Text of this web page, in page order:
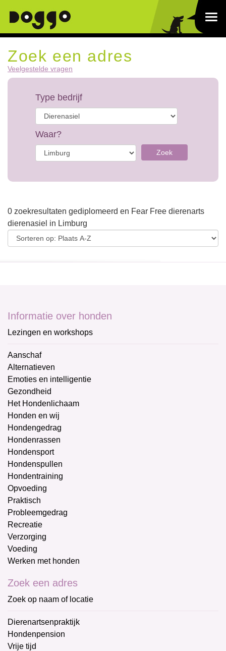
Zoek een adres
Veelgestelde vragen
Type bedrijf
Waar?
Zoek
0 zoekresultaten gediplomeerd en Fear Free dierenarts
dierenasiel in Limburg
Informatie over honden
Lezingen en workshops
Aanschaf
Alternatieven
Emoties en intelligentie
Gezondheid
Het Hondenlichaam
Honden en wij
Hondengedrag
Hondenrassen
Hondensport
Hondenspullen
Hondentraining
Opvoeding
Praktisch
Probleemgedrag
Recreatie
Verzorging
Voeding
Werken met honden
Zoek een adres
Zoek op naam of locatie
Dierenartsenpraktijk
Hondenpension
Vrije tijd